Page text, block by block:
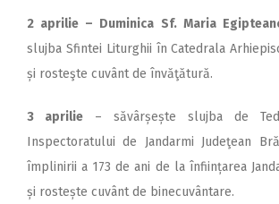
2 aprilie – Duminica Sf. Maria
slujba Sfintei Liturghii în Catedrala
și rosteşte cuvânt de învăţătură.
3 aprilie – săvârșește slujba de
Inspectoratului de Jandarmi Judeţean
împlinirii a 173 de ani de la înființarea
și rostește cuvânt de binecuvântare.